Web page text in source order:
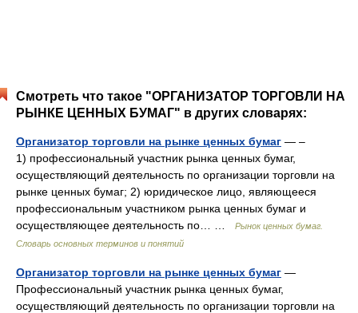
Смотреть что такое "ОРГАНИЗАТОР ТОРГОВЛИ НА
РЫНКЕ ЦЕННЫХ БУМАГ" в других словарях:
Организатор торговли на рынке ценных бумаг — –
1) профессиональный участник рынка ценных бумаг,
осуществляющий деятельность по организации торговли на
рынке ценных бумаг; 2) юридическое лицо, являющееся
профессиональным участником рынка ценных бумаг и
осуществляющее деятельность по… …
Рынок ценных бумаг.
Словарь основных терминов и понятий
Организатор торговли на рынке ценных бумаг —
Профессиональный участник рынка ценных бумаг,
осуществляющий деятельность по организации торговли на